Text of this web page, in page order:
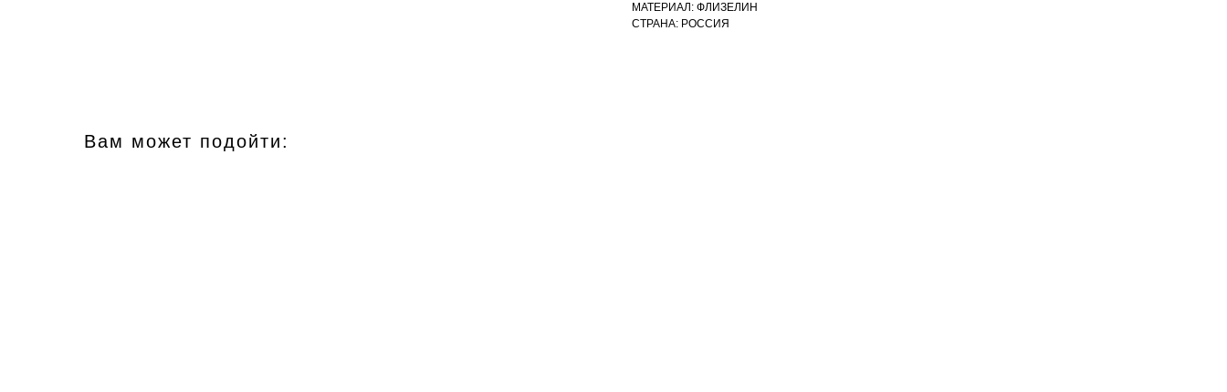
МАТЕРИАЛ: ФЛИЗЕЛИН
СТРАНА: РОССИЯ
Вам может подойти: